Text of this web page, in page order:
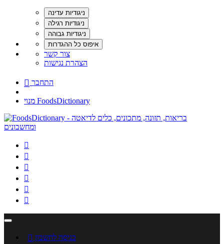
צור קשר
הצהרת נגישות
 התחבר
מנוי FoodsDictionary






 כניסה לחשבון